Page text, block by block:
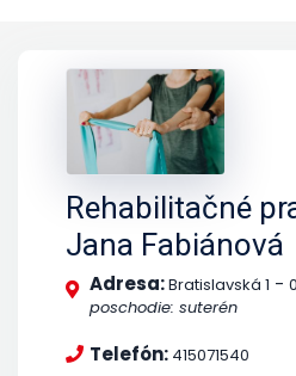
Rehabilitačné
Jana Fabiánová
Adresa:Bratislavská 1 -
poschodie: suterén
Telefón: 415071540